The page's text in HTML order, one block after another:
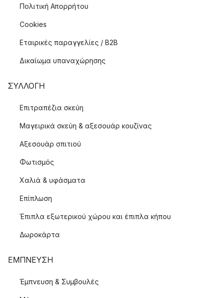
Πολιτική Απορρήτου
Cookies
Εταιρικές παραγγελίες / B2B
Δικαίωμα υπαναχώρησης
ΣΥΛΛΟΓΉ
Επιτραπέζια σκεύη
Μαγειρικά σκεύη & αξεσουάρ κουζίνας
Αξεσουάρ σπιτιού
Φωτισμός
Χαλιά & υφάσματα
Επίπλωση
Έπιπλα εξωτερικού χώρου και έπιπλα κήπου
Δωροκάρτα
ΈΜΠΝΕΥΣΗ
Έμπνευση & Συμβουλές